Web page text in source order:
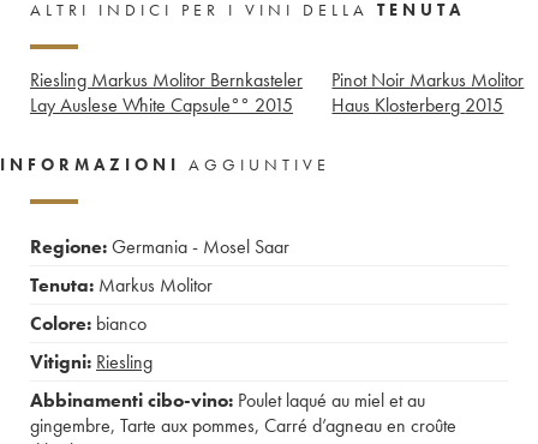
ALTRI INDICI PER I VINI DELLA TENUTA
Riesling Markus Molitor Bernkasteler
Lay Auslese White Capsule°° 2015
Pinot Noir Markus Molitor
Haus Klosterberg 2015
INFORMAZIONI AGGIUNTIVE
Regione:Germania - Mosel Saar
Tenuta: Markus Molitor
Colore: bianco
Vitigni: Riesling
Abbinamenti cibo-vino: Poulet laqué au miel et au
gingembre, Tarte aux pommes, Carré d’agneau en croûte